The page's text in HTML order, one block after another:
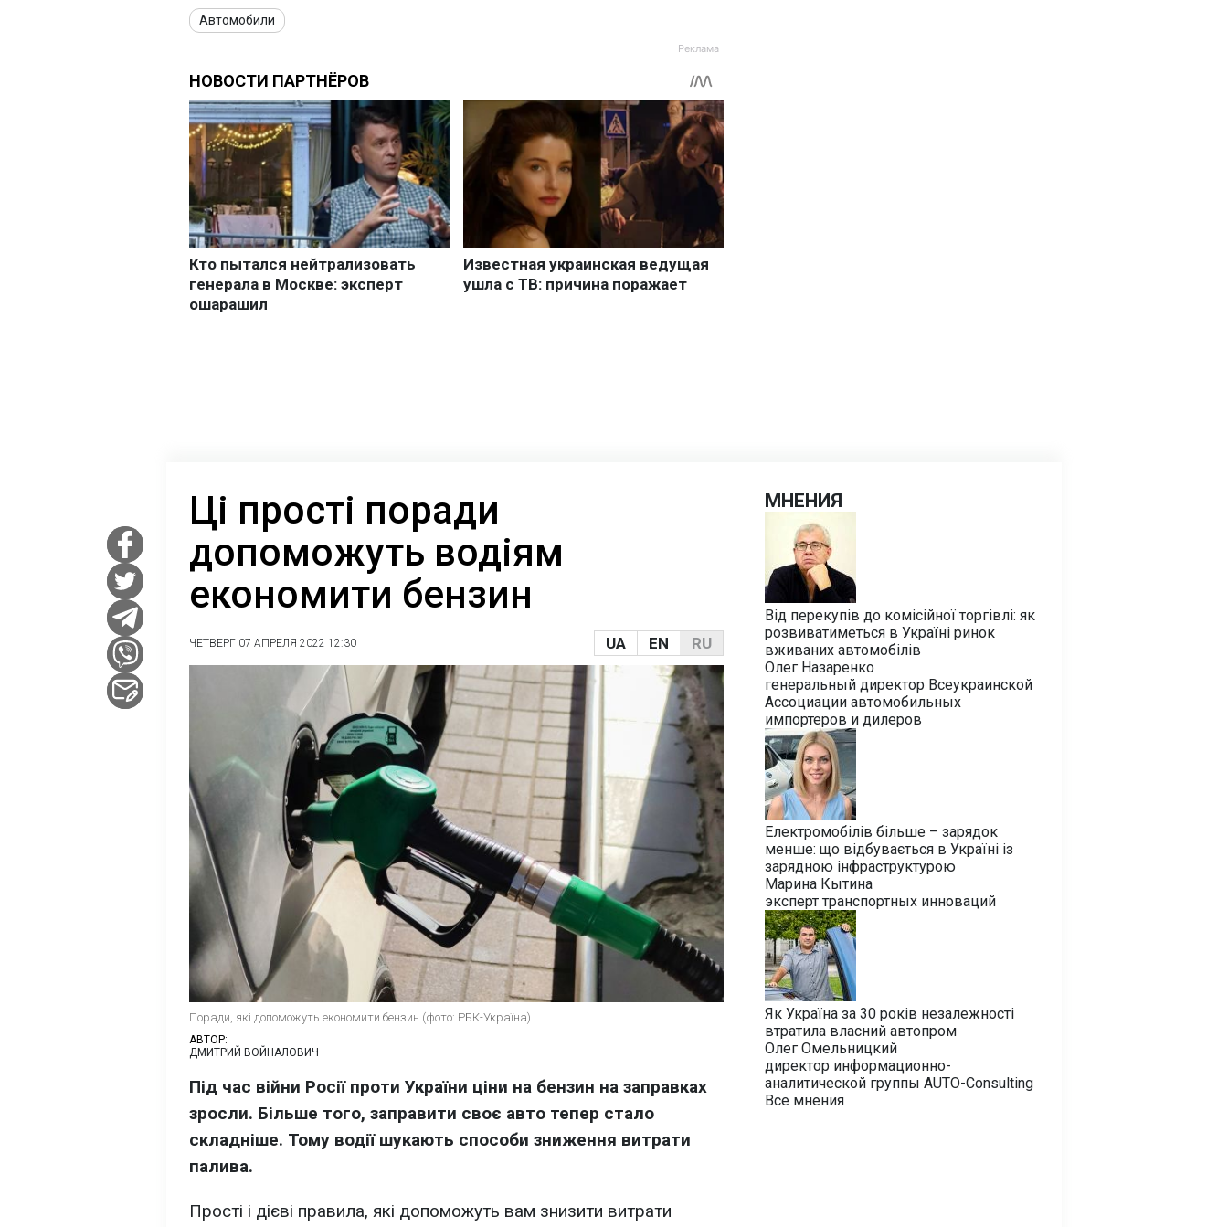
Автомобили
Ці прості поради
допоможуть водіям
економити бензин
ЧЕТВЕРГ 07 АПРЕЛЯ 2022 12:30 UA EN RU
Поради, які допоможуть економити бензин (фото: РБК-Україна)
АВТОР:
ДМИТРИЙ ВОЙНАЛОВИЧ
Під час війни Росії проти України ціни на бензин на заправках
зросли. Більше того, заправити своє авто тепер стало
складніше. Тому водії шукають способи зниження витрати
палива.
Прості і дієві правила, які допоможуть вам знизити витрати
МНЕНИЯ
Від перекупів до комісійної торгівлі: як
розвиватиметься в Україні ринок
вживаних автомобілів
Олег Назаренко
генеральный директор Всеукраинской
Ассоциации автомобильных
импортеров и дилеров
Електромобілів більше – зарядок
менше: що відбувається в Україні із
зарядною інфраструктурою
Марина Кытина
эксперт транспортных инноваций
Як Україна за 30 років незалежності
втратила власний автопром
Олег Омельницкий
директор информационно-
аналитической группы AUTO-Consulting
Все мнения